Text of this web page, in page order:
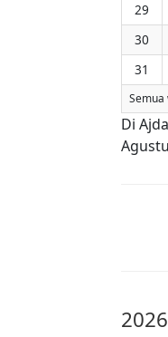
29
30
31
Semua
Di